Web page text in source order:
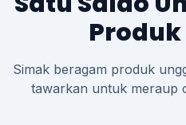
Simak beragam produk
tawarkan untuk meraup